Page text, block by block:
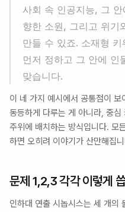
사회 속 인공지능, 그
향한 소원, 그리고 위기
만들 수 있죠. 소재형
먼저 정하고 그 안에 인
맞습니다.
이 네 가지 예시에서 공통점이
동등하게 다루는 게 아니라, 중
주위에 배치하는 방식입니다. 모
하면 오히려 이야기가 산만해집
문제 1,2,3 각각 이렇게
인하대 연출 시놉시스는 세 개의